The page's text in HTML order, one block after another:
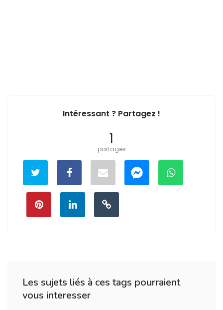
Intéressant ? Partagez !
1
partages
Les sujets liés à ces tags pourraient
vous interesser